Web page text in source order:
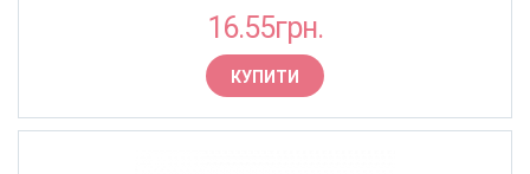
16.55грн.
КУПИТИ